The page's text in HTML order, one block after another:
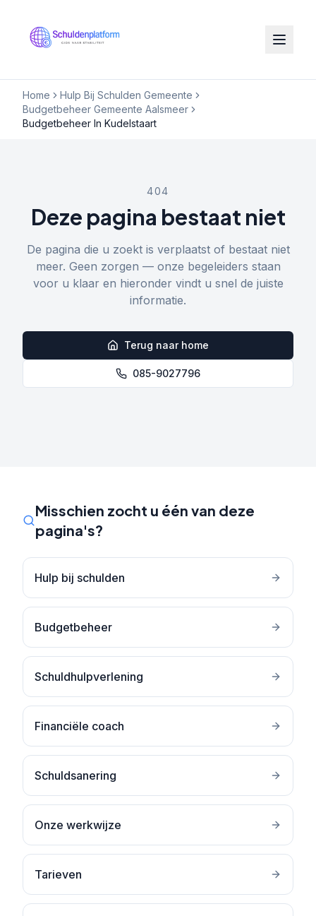
Home
Hulp Bij Schulden Gemeente
Budgetbeheer Gemeente Aalsmeer
Budgetbeheer In Kudelstaart
404
Deze pagina bestaat niet
De pagina die u zoekt is verplaatst of bestaat niet
meer. Geen zorgen — onze begeleiders staan
voor u klaar en hieronder vindt u snel de juiste
informatie.
Terug naar home
085-9027796
Misschien zocht u één van deze
pagina's?
Hulp bij schulden
Budgetbeheer
Schuldhulpverlening
Financiële coach
Schuldsanering
Onze werkwijze
Tarieven